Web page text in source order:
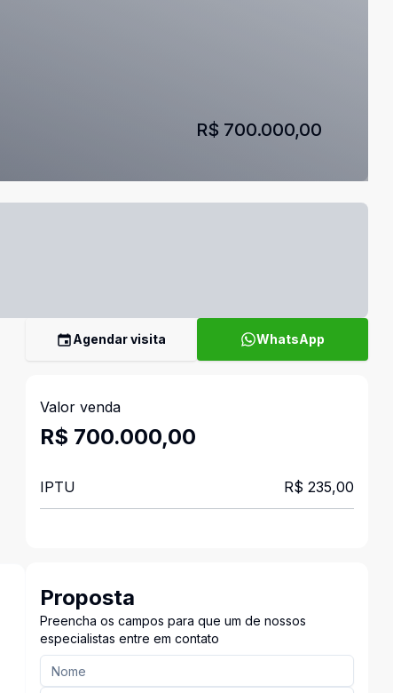
R$ 700.000,00
Agendar visita WhatsApp
Valor venda
R$ 700.000,00
IPTU R$ 235,00
Proposta
Preencha os campos para que um de nossos
especialistas entre em contato